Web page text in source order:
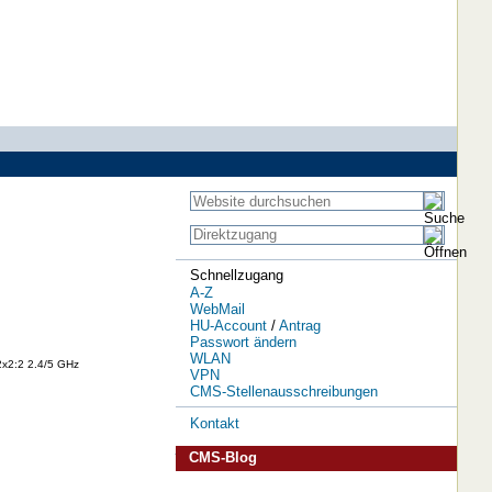
2.4/5 GHz
Schnellzugang
A-Z
WebMail
HU-Account/ Antrag
Passwort ändern
WLAN
VPN
CMS-Stellenausschreibungen
Kontakt
CMS-Blog